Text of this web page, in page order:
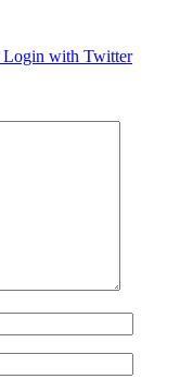
Login with Twitter